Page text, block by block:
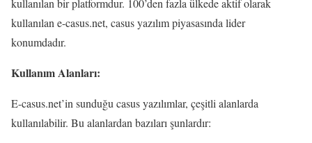
kullanılan bir platformdur. 100’den fazla ülkede aktif olarak
kullanılan e-casus.net, casus yazılım piyasasında lider
konumdadır.
Kullanım Alanları:
E-casus.net’in sunduğu casus yazılımlar, çeşitli alanlarda
kullanılabilir. Bu alanlardan bazıları şunlardır: